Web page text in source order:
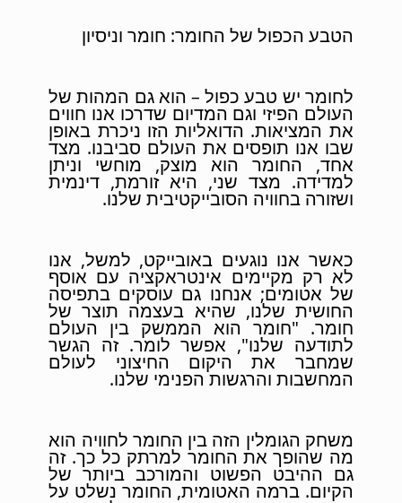
הטבע הכפול של החומר: חומר וניסיון
לחומר יש טבע כפול – הוא גם המהות של
העולם הפיזי וגם המדיום שדרכו אנו חווים
את המציאות. הדואליות הזו ניכרת באופן
שבו אנו תופסים את העולם סביבנו. מצד
אחד, החומר הוא מוצק, מוחשי וניתן
למדידה. מצד שני, היא זורמת, דינמית
ושזורה בחוויה הסובייקטיבית שלנו.
כאשר אנו נוגעים באובייקט, למשל, אנו
לא רק מקיימים אינטראקציה עם אוסף
של אטומים; אנחנו גם עוסקים בתפיסה
החושית שלנו, שהיא בעצמה תוצר של
חומר. "חומר הוא הממשק בין העולם
לתודעה שלנו", אפשר לומר. זה הגשר
שמחבר את היקום החיצוני לעולם
המחשבות והרגשות הפנימי שלנו.
משחק הגומלין הזה בין החומר לחוויה הוא
מה שהופך את החומר למרתק כל כך. זה
גם ההיבט הפשוט והמורכב ביותר של
הקיום. ברמה האטומית, החומר נשלט על